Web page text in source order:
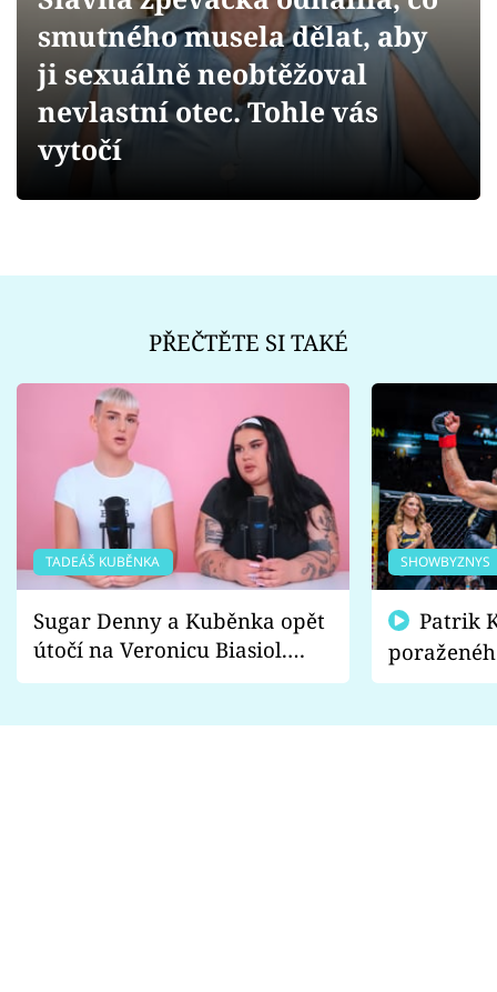
Videa
Sledujte prima+
smutného musela dělat, aby
ji sexuálně neobtěžoval
nevlastní otec. Tohle vás
vytočí
PŘEČTĚTE SI TAKÉ
TADEÁŠ KUBĚNKA
Sugar Denny a Kuběnka opět
útočí na Veronicu Biasiol.
Proč je podle nich falešná a
SHOWBYZNYS
fanoušci